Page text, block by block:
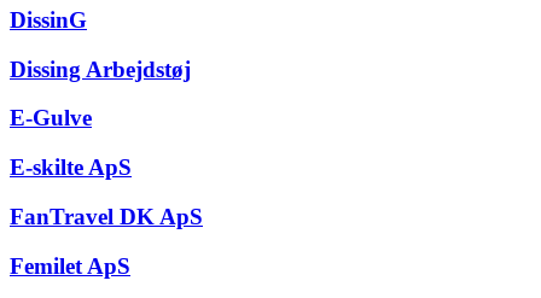
DissinG
Dissing Arbejdstøj
E-Gulve
E-skilte ApS
FanTravel DK ApS
Femilet ApS